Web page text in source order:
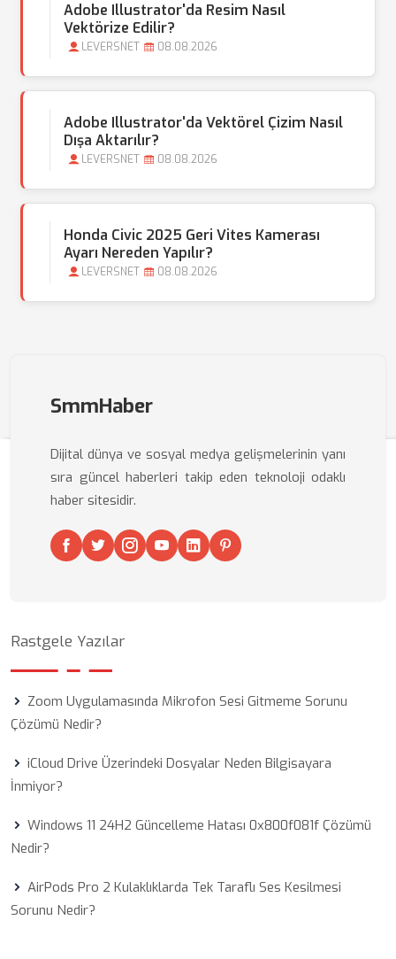
Adobe Illustrator'da Resim Nasıl
Vektörize Edilir?
LEVERSNET 08.08.2026
Adobe Illustrator'da Vektörel Çizim Nasıl
Dışa Aktarılır?
LEVERSNET 08.08.2026
Honda Civic 2025 Geri Vites Kamerası
Ayarı Nereden Yapılır?
LEVERSNET 08.08.2026
SmmHaber
Dijital dünya ve sosyal medya gelişmelerinin yanı
sıra güncel haberleri takip eden teknoloji odaklı
haber sitesidir.
Rastgele Yazılar
Zoom Uygulamasında Mikrofon Sesi Gitmeme Sorunu
Çözümü Nedir?
iCloud Drive Üzerindeki Dosyalar Neden Bilgisayara
İnmiyor?
Windows 11 24H2 Güncelleme Hatası 0x800f081f Çözümü
Nedir?
AirPods Pro 2 Kulaklıklarda Tek Taraflı Ses Kesilmesi
Sorunu Nedir?